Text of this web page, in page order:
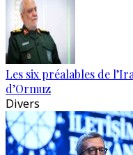
Les six préalables de
d’Ormuz
Divers